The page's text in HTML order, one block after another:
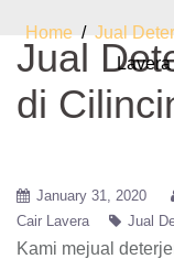
Home / Jual
Jual
di
January 31, 2020
Cair Lavera
Jual
Kami mejual